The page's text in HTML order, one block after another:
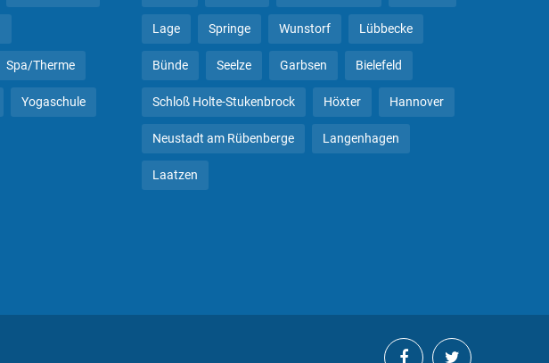
Spa/Therme
Yogaschule
Lage Springe Wunstorf Lübbecke
Bünde Seelze Garbsen Bielefeld
Schloß Holte-Stukenbrock Höxter Hannover
Neustadt am Rübenberge Langenhagen
Laatzen